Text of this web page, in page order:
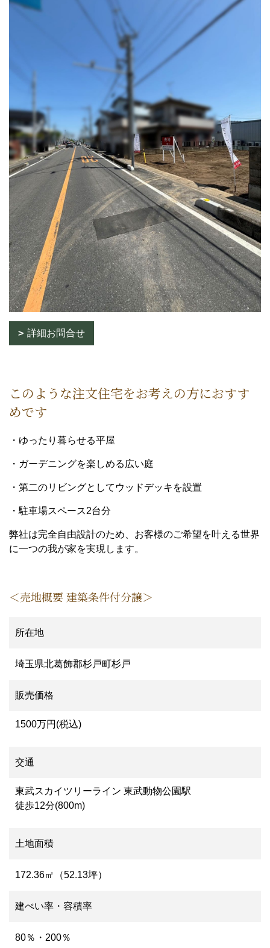
詳細お問合せ
このような注文住宅をお考えの方におすす
めです
・ゆったり暮らせる平屋
・ガーデニングを楽しめる広い庭
・第二のリビングとしてウッドデッキを設置
・駐車場スペース2台分
弊社は完全自由設計のため、お客様のご希望を叶える世界
に一つの我が家を実現します。
＜売地概要 建築条件付分譲＞
所在地
埼玉県北葛飾郡杉戸町杉戸
販売価格
1500万円(税込)
交通
東武スカイツリーライン 東武動物公園駅
徒歩12分(800m)
土地面積
172.36㎡（52.13坪）
建ぺい率・容積率
80％・200％